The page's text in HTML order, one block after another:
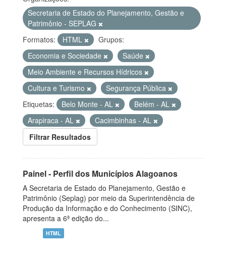
Secretaria de Estado do Planejamento, Gestão e
Patrimônio - SEPLAG
Formatos:
HTML
Grupos:
Economia e Sociedade
Saúde
Meio Ambiente e Recursos Hídricos
Cultura e Turismo
Segurança Pública
Etiquetas:
Belo Monte - AL
Belém - AL
Arapiraca - AL
Cacimbinhas - AL
Filtrar Resultados
Painel - Perfil dos Municípios Alagoanos
A Secretaria de Estado do Planejamento, Gestão e
Patrimônio (Seplag) por meio da Superintendência de
Produção da Informação e do Conhecimento (SINC),
apresenta a 6ª edição do...
HTML